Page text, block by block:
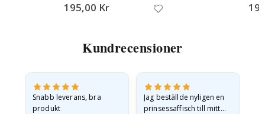
195,00 Kr
Kundrecensioner
Snabb leverans, bra
produkt
Jag beställde nyligen en
prinsessaffisch till mitt